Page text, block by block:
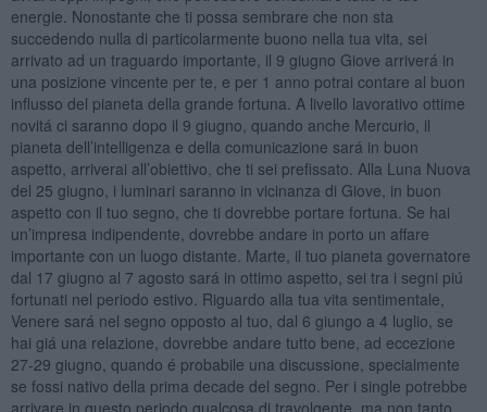
energie. Nonostante che ti possa sembrare che non sta
succedendo nulla di particolarmente buono nella tua vita, sei
arrivato ad un traguardo importante, il 9 giugno Giove arriverá in
una posizione vincente per te, e per 1 anno potrai contare al buon
influsso del pianeta della grande fortuna. A livello lavorativo ottime
novitá ci saranno dopo il 9 giugno, quando anche Mercurio, il
pianeta dell’intelligenza e della comunicazione sará in buon
aspetto, arriverai all’obiettivo, che ti sei prefissato. Alla Luna Nuova
del 25 giugno, i luminari saranno in vicinanza di Giove, in buon
aspetto con il tuo segno, che ti dovrebbe portare fortuna. Se hai
un’impresa indipendente, dovrebbe andare in porto un affare
importante con un luogo distante. Marte, il tuo pianeta governatore
dal 17 giugno al 7 agosto sará in ottimo aspetto, sei tra i segni piú
fortunati nel periodo estivo. Riguardo alla tua vita sentimentale,
Venere sará nel segno opposto al tuo, dal 6 giungo a 4 luglio, se
hai giá una relazione, dovrebbe andare tutto bene, ad eccezione
27-29 giugno, quando é probabile una discussione, specialmente
se fossi nativo della prima decade del segno. Per i single potrebbe
arrivare in questo periodo qualcosa di travolgente, ma non tanto